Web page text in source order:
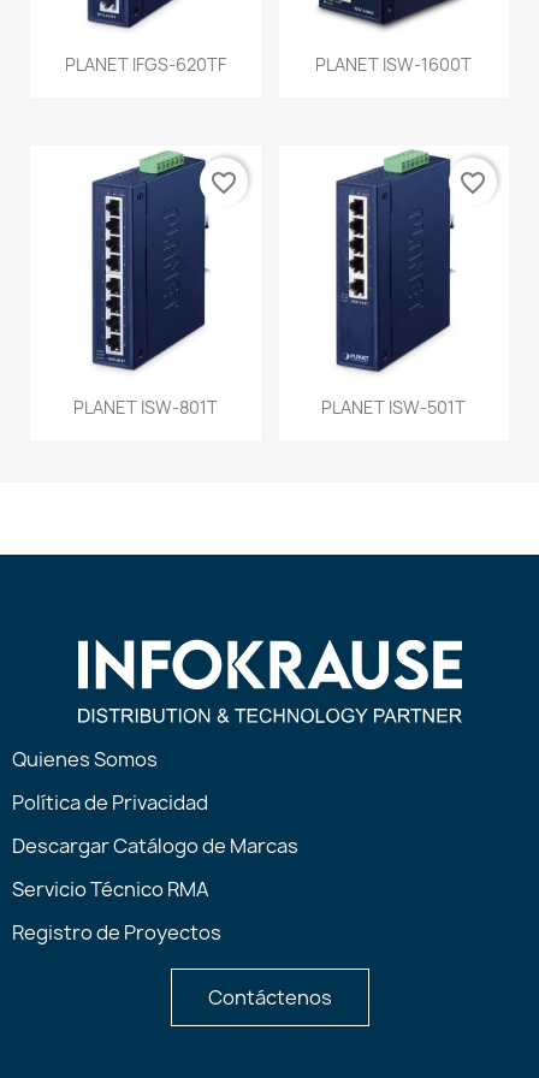
PLANET IFGS-620TF PLANET ISW-1600T
PLANET ISW-801T
favorite_border
PLANET ISW-501T
favorite_border
Quienes Somos
Política de Privacidad
Descargar Catálogo de Marcas
Servicio Técnico RMA
Registro de Proyectos
Contáctenos